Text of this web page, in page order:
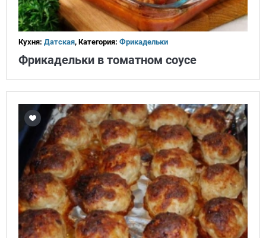
Кухня: Датская, Категория: Фрикадельки
Фрикадельки в томатном соусе